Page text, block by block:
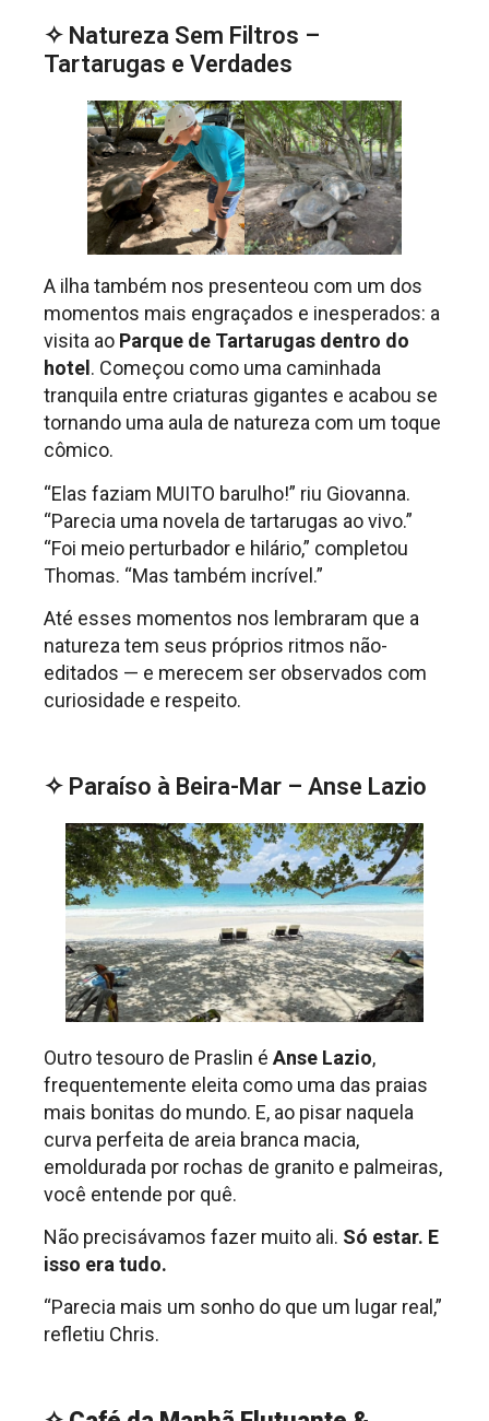
✧ Natureza Sem Filtros –
Tartarugas e Verdades
A ilha também nos presenteou com um dos
momentos mais engraçados e inesperados: a
visita ao Parque de Tartarugas dentro do
hotel . Começou como uma caminhada
tranquila entre criaturas gigantes e acabou se
tornando uma aula de natureza com um toque
cômico.
“Elas faziam MUITO barulho!” riu Giovanna.
“Parecia uma novela de tartarugas ao vivo.”
“Foi meio perturbador e hilário,” completou
Thomas. “Mas também incrível.”
Até esses momentos nos lembraram que a
natureza tem seus próprios ritmos não-
editados — e merecem ser observados com
curiosidade e respeito.
✧ Paraíso à Beira-Mar – Anse Lazio
Outro tesouro de Praslin é Anse Lazio,
frequentemente eleita como uma das praias
mais bonitas do mundo. E, ao pisar naquela
curva perfeita de areia branca macia,
emoldurada por rochas de granito e palmeiras,
você entende por quê.
Não precisávamos fazer muito ali. Só estar. E
isso era tudo.
“Parecia mais um sonho do que um lugar real,”
refletiu Chris.